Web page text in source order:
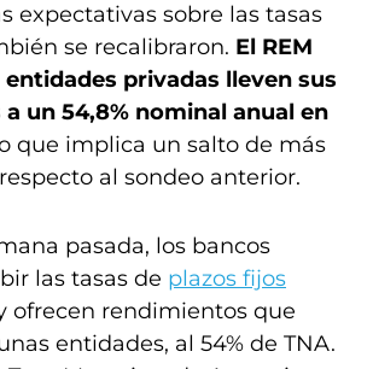
expectativas sobre las tasas
se recalibraron. El REM
entidades privadas lleven sus
un 54,8% nominal anual en
que implica un salto de más
al sondeo anterior.
pasada, los bancos
las tasas de plazos fijos
ofrecen rendimientos que
entidades, al 54% de TNA.